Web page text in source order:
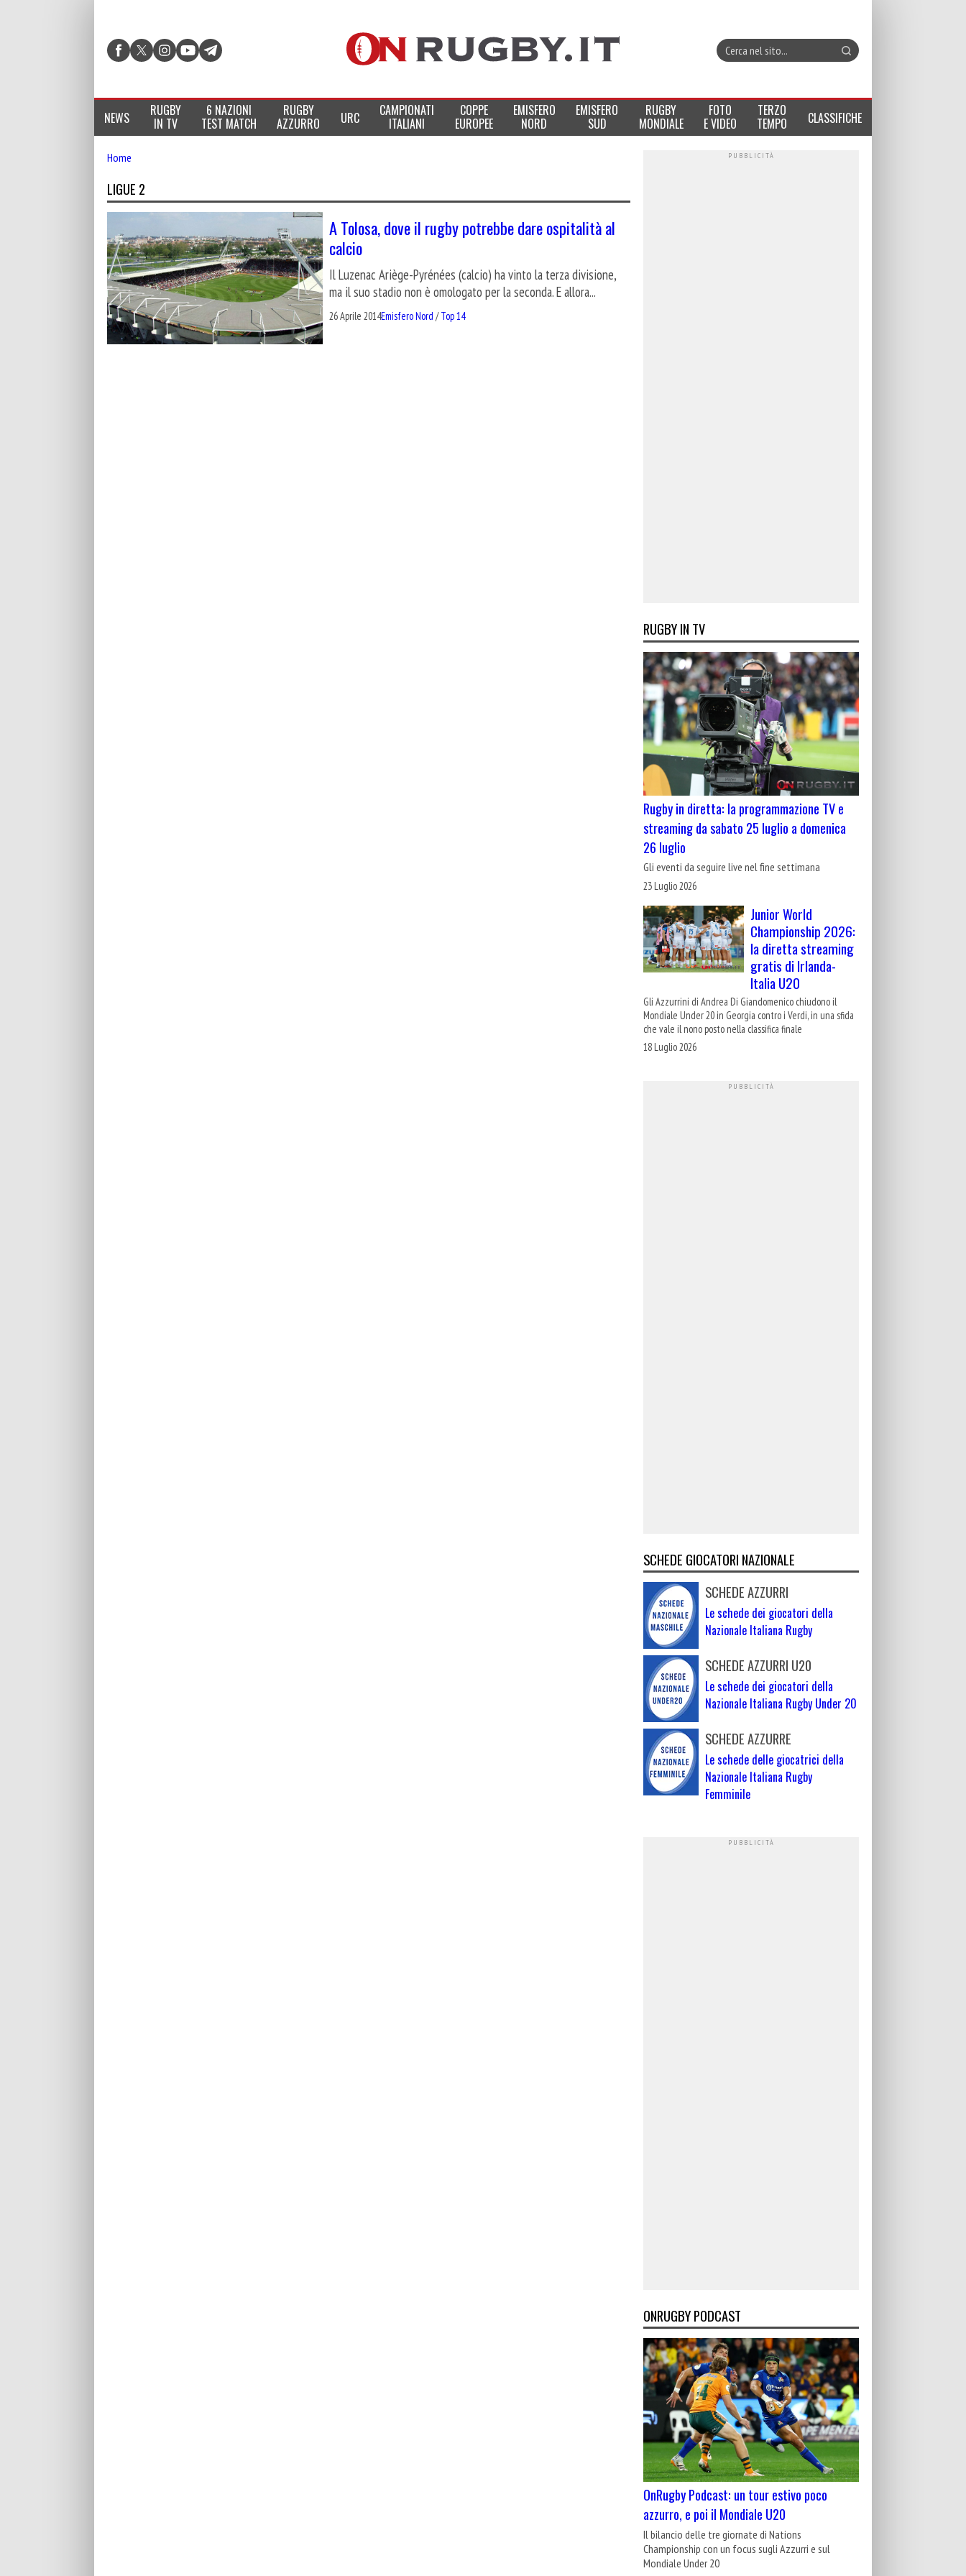
NEWS RUGBY
IN TV
6 NAZIONI
TEST MATCH
RUGBY
AZZURRO URC CAMPIONATI
ITALIANI
COPPE
EUROPEE
EMISFERO
NORD
EMISFERO
SUD
RUGBY
MONDIALE
FOTO
E VIDEO
TERZO
TEMPO CLASSIFICHE
Home
LIGUE 2
A Tolosa, dove il rugby potrebbe dare ospitalità al
calcio
Il Luzenac Ariège-Pyrénées (calcio) ha vinto la terza divisione,
ma il suo stadio non è omologato per la seconda. E allora...
26 Aprile 2014Emisfero Nord /Top 14
RUGBY IN TV
Rugby in diretta: la programmazione TV e
streaming da sabato 25 luglio a domenica
26 luglio
Gli eventi da seguire live nel fine settimana
23 Luglio 2026
Junior World
Championship 2026:
la diretta streaming
gratis di Irlanda-
Italia U20
Gli Azzurrini di Andrea Di Giandomenico chiudono il
Mondiale Under 20 in Georgia contro i Verdi, in una sfida
che vale il nono posto nella classifica finale
18 Luglio 2026
SCHEDE GIOCATORI NAZIONALE
SCHEDE AZZURRI
Le schede dei giocatori della
Nazionale Italiana Rugby
SCHEDE AZZURRI U20
Le schede dei giocatori della
Nazionale Italiana Rugby Under 20
SCHEDE AZZURRE
Le schede delle giocatrici della
Nazionale Italiana Rugby
Femminile
ONRUGBY PODCAST
OnRugby Podcast: un tour estivo poco
azzurro, e poi il Mondiale U20
Il bilancio delle tre giornate di Nations
Championship con un focus sugli Azzurri e sul
Mondiale Under 20